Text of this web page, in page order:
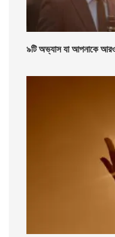
৯টি অভ্যাস যা আপনাকে